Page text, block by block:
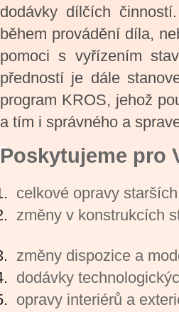
dodávky dílčích
během provádění díla,
pomoci s vyřízením
předností je dále
program KROS, jehož
a tím i správného a
Poskytujeme pro
celkové opravy
změny v
změny dispozice a
dodávky
opravy